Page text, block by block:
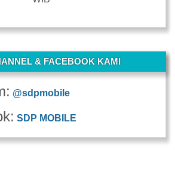
& FACEBOOK KAMI
@sdpmobile
SDP MOBILE